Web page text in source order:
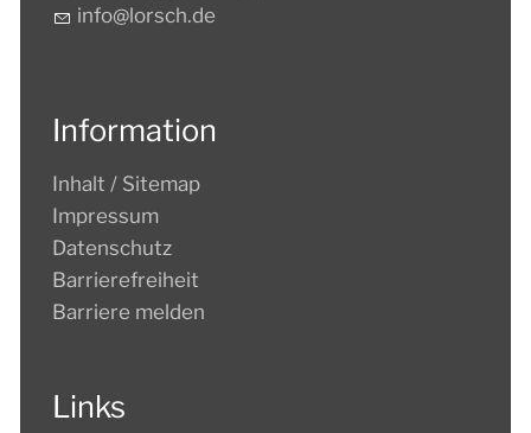
nf
l rsch d
Information
Inhalt / Sitemap
Impressum
Datenschutz
Barrierefreiheit
Barriere melden
Links